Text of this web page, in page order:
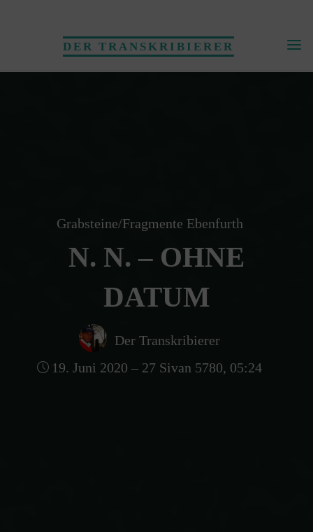
DER TRANSKRIBIERER
Grabsteine/Fragmente Ebenfurth
N. N. – OHNE
DATUM
Der Transkribierer
19. Juni 2020 – 27 Sivan 5780, 05:24